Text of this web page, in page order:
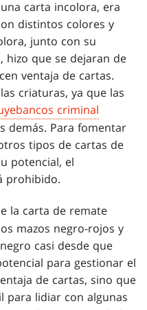
carta incolora, era
distintos colores y
junto con su
hizo que se dejaran de
ventaja de cartas.
criaturas, ya que las
criminal
demás. Para fomentar
tipos de cartas de
potencial, el
prohibido.
la carta de remate
mazos negro-rojos y
casi desde que
para gestionar el
de cartas, sino que
para lidiar con algunas